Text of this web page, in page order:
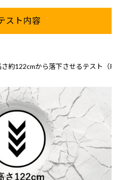
スト内容
約122cmから落下させるテスト（